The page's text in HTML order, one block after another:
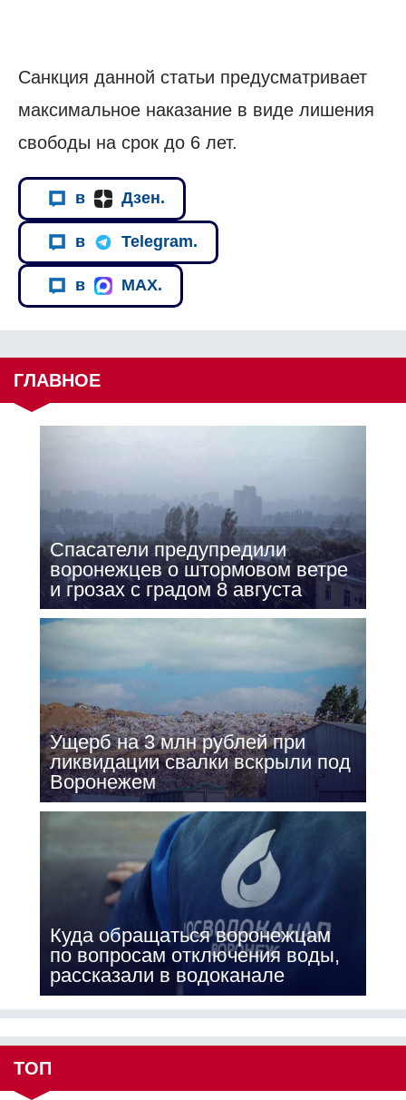
Санкция данной статьи предусматривает
максимальное наказание в виде лишения
свободы на срок до 6 лет.
в Дзен.
в Telegram.
в MAX.
ГЛАВНОЕ
Спасатели предупредили
воронежцев о штормовом ветре
и грозах с градом 8 августа
Ущерб на 3 млн рублей при
ликвидации свалки вскрыли под
Воронежем
Куда обращаться воронежцам
по вопросам отключения воды,
рассказали в водоканале
ТОП